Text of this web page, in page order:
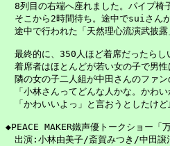
8列目の右端へ座れました。パイプ椅
そこから2時間待ち。途中でsuiさんが
途中で行われた「天然理心流演武披
最終的に、350人ほど着席だったらし
着席者はほとんどが若い女の子で男
隣の女の子二人組が中田さんのファン
「小林さんってどんな人かな。かわ
「かわいいよっ」と言おうとしたけど
◆PEACE MAKER鐵声優トークショー「
出演:小林由美子/斎賀みつき/中田譲